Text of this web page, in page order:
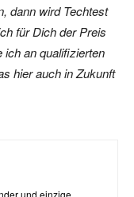
dann wird Techtest
für Dich der Preis
ich an qualifizierten
hier auch in Zukunft
und einzige